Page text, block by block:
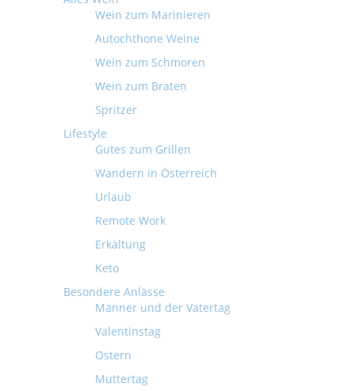
Wein zum Marinieren
Autochthone Weine
Wein zum Schmoren
Wein zum Braten
Spritzer
Lifestyle
Gutes zum Grillen
Wandern in Österreich
Urlaub
Remote Work
Erkältung
Keto
Besondere Anlässe
Männer und der Vatertag
Valentinstag
Ostern
Muttertag